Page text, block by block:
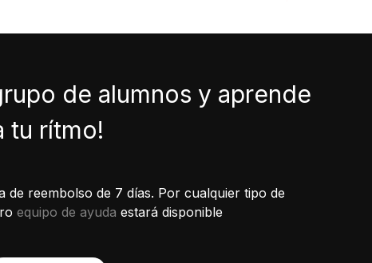
de alumnos y aprende
tu rítmo!
de reembolso de 7 días. Por cualquier tipo de
equipo de ayuda estará disponible